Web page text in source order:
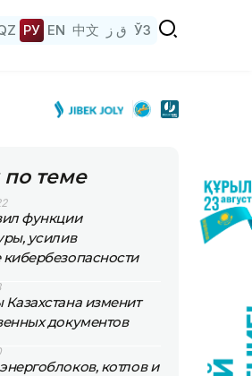
РУ EN 中文 ق ز ЎЗ
теме
функции
усилив
изменит
документов
котлов и